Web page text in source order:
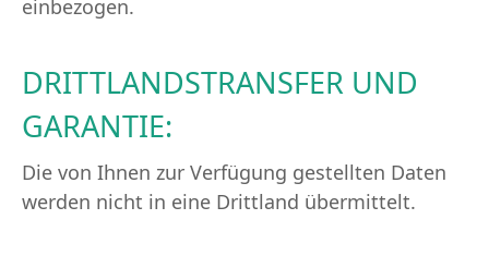
einbezogen.
DRITTLANDSTRANSFER UND
GARANTIE:
Die von Ihnen zur Verfügung gestellten Daten
werden nicht in eine Drittland übermittelt.